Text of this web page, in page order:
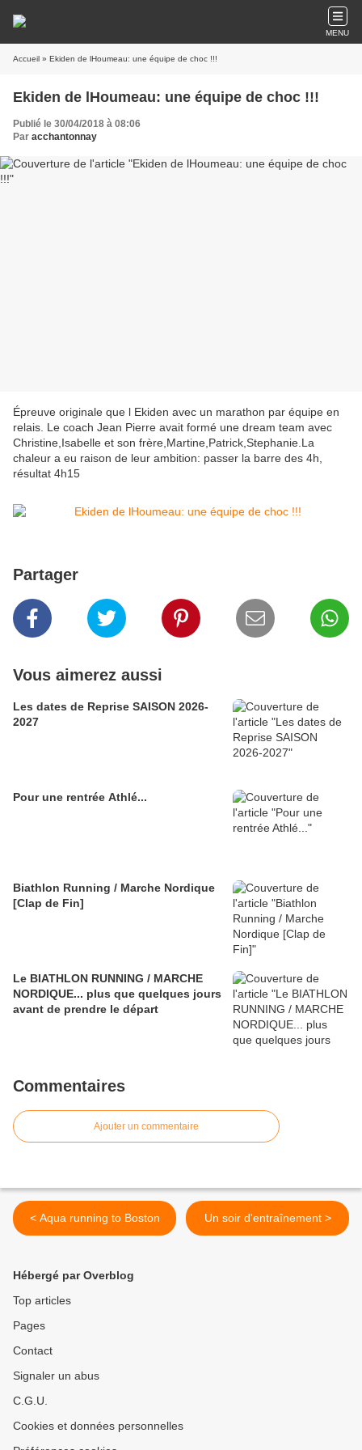
MENU
Accueil » Ekiden de lHoumeau: une équipe de choc !!!
Ekiden de lHoumeau: une équipe de choc !!!
Publié le 30/04/2018 à 08:06
Par acchantonnay
Épreuve originale que l Ekiden avec un marathon par équipe en
relais. Le coach Jean Pierre avait formé une dream team avec
Christine,Isabelle et son frère,Martine,Patrick,Stephanie.La
chaleur a eu raison de leur ambition: passer la barre des 4h,
résultat 4h15
Partager
Vous aimerez aussi
Les dates de Reprise SAISON 2026-
2027
Pour une rentrée Athlé...
Biathlon Running / Marche Nordique
[Clap de Fin]
Le BIATHLON RUNNING / MARCHE
NORDIQUE... plus que quelques jours
avant de prendre le départ
Commentaires
Ajouter un commentaire
< Aqua running to Boston Un soir d'entraînement >
Hébergé par Overblog
Top articles
Pages
Contact
Signaler un abus
C.G.U.
Cookies et données personnelles